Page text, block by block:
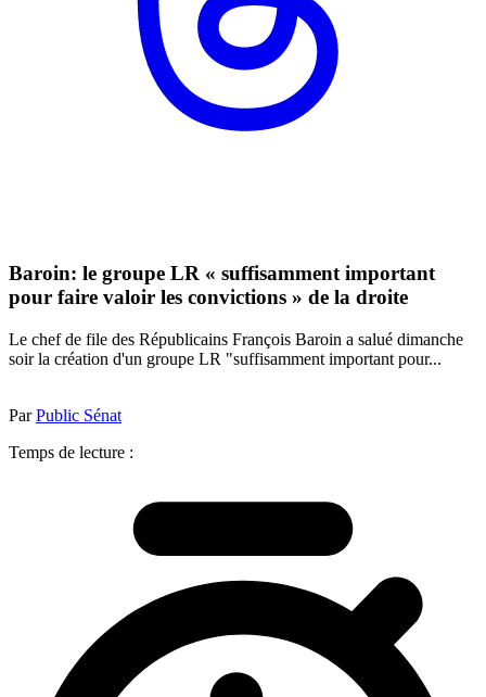
Baroin: le groupe LR « suffisamment important
pour faire valoir les convictions » de la droite
Le chef de file des Républicains François Baroin a salué dimanche
soir la création d'un groupe LR "suffisamment important pour...
ParPublic Sénat
Temps de lecture :